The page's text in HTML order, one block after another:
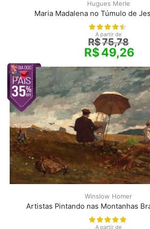
Hugues Merle
Maria Madalena no Túmulo de
A partir de
R$75,78
R$49,26
Winslow Homer
Artistas Pintando nas Montanhas
A partir de